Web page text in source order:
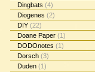
Dingbats (4)
Diogenes (2)
DIY (22)
Doane Paper (1)
DODOnotes (1)
Dorsch (3)
Duden (1)